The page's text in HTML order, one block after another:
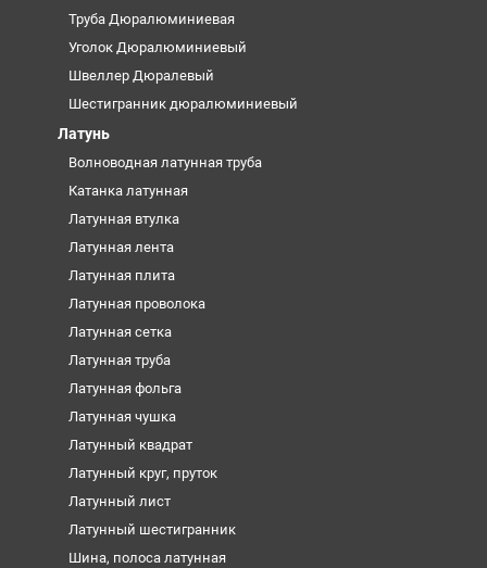
Труба Дюралюминиевая
Уголок Дюралюминиевый
Швеллер Дюралевый
Шестигранник дюралюминиевый
Латунь
Волноводная латунная труба
Катанка латунная
Латунная втулка
Латунная лента
Латунная плита
Латунная проволока
Латунная сетка
Латунная труба
Латунная фольга
Латунная чушка
Латунный квадрат
Латунный круг, пруток
Латунный лист
Латунный шестигранник
Шина, полоса латунная